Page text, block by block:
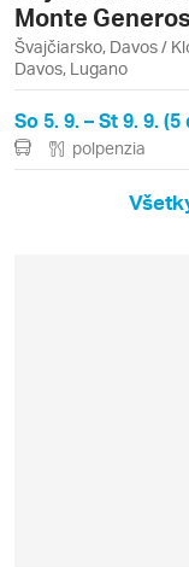
Monte
Švajčiarsko, Davos /
Davos, Lugano
So 5. 9. – St 9. 9. (5
polpenzia